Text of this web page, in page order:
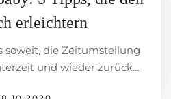
erleichtern
soweit, die Zeitumstellung
und wieder zurück…